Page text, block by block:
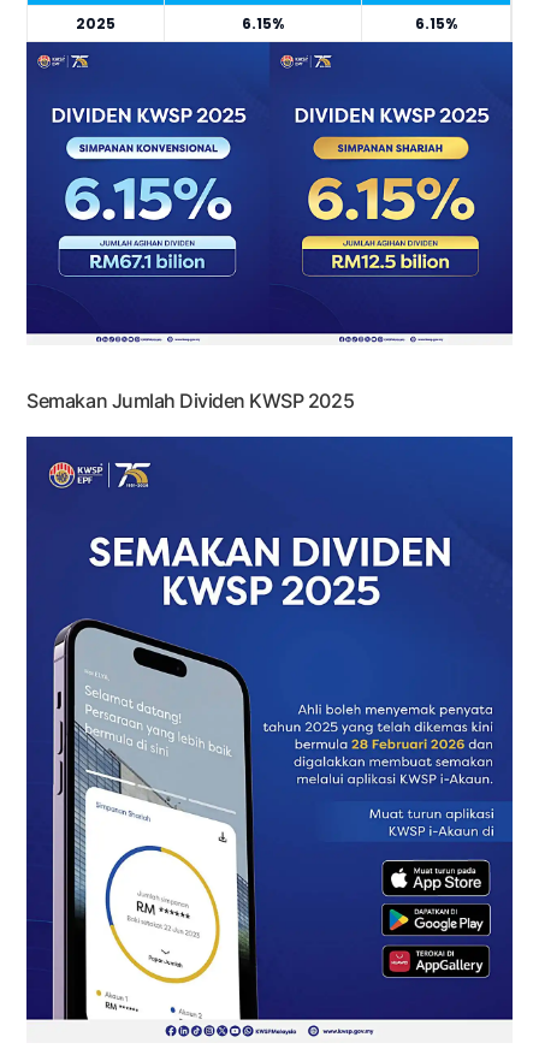
2025
6.15% 6.15%
Semakan Jumlah Dividen KWSP 2025